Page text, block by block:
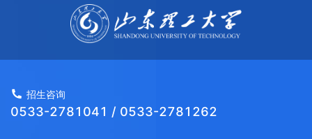
招生咨询
0533-2781041 / 0533-2781262